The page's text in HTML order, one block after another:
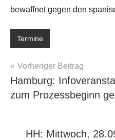
bewaffnet gegen den
Termine
Beitragsnavigation
Vorheriger Beitrag
Hamburg:
zum Prozessbeginn
HH: Mittwoch,